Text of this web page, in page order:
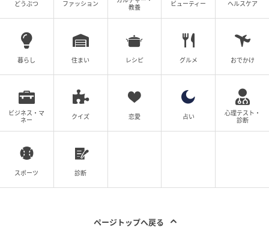
どうぶつ ファッション
教養
ビューティー ヘルスケア
暮らし 住まい レシピ グルメ おでかけ
ビジネス・マ
ネー
クイズ 恋愛 占い
心理テスト・
診断
スポーツ 診断
ページトップへ戻る